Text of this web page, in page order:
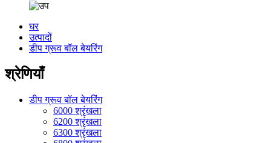
घर
उत्पादों
डीप ग्रूव बॉल बेयरिंग
श्रेणियाँ
डीप ग्रूव बॉल बेयरिंग
6000 श्रृंखला
6200 श्रृंखला
6300 श्रृंखला